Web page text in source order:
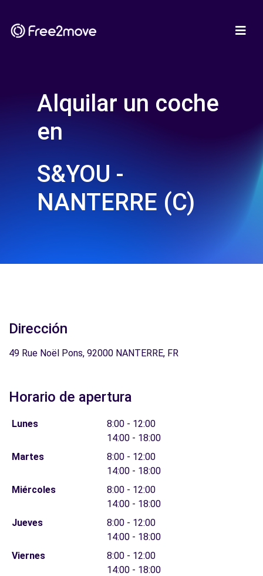
Alquilar un coche
en
S&YOU -
NANTERRE (C)
Dirección
49 Rue Noël Pons, 92000 NANTERRE, FR
Horario de apertura
Lunes
8:00 - 12:00
14:00 - 18:00
Martes
8:00 - 12:00
14:00 - 18:00
Miércoles
8:00 - 12:00
14:00 - 18:00
Jueves
8:00 - 12:00
14:00 - 18:00
Viernes
8:00 - 12:00
14:00 - 18:00